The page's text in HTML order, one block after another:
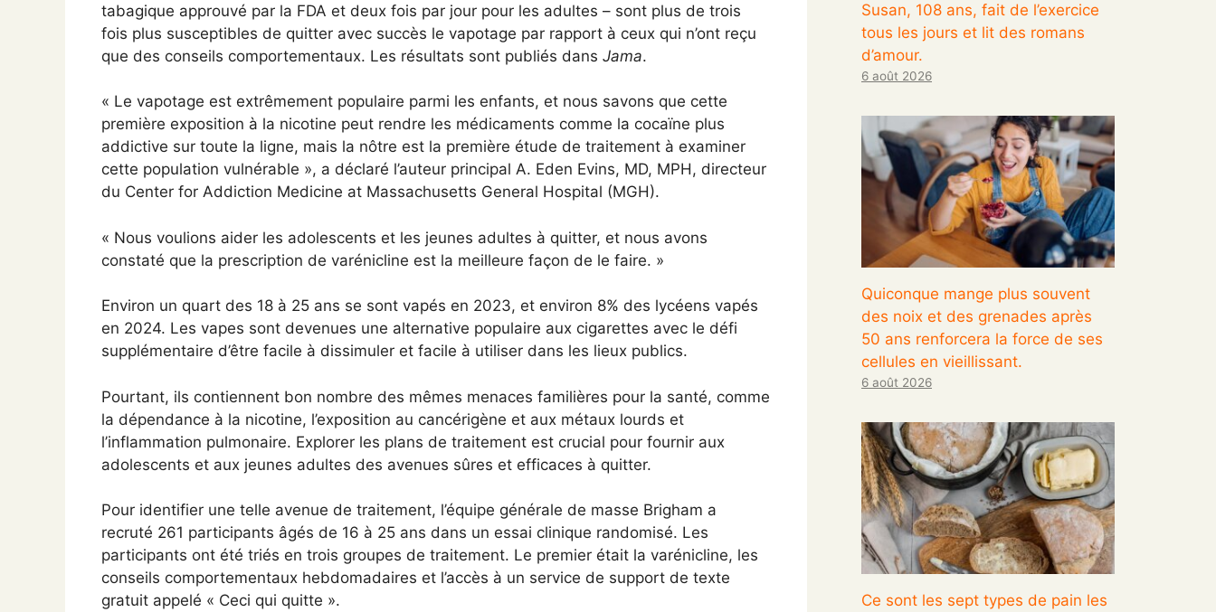
tabagique approuvé par la FDA et deux fois par jour pour les adultes – sont plus de trois
fois plus susceptibles de quitter avec succès le vapotage par rapport à ceux qui n’ont reçu
que des conseils comportementaux. Les résultats sont publiés dans Jama.
« Le vapotage est extrêmement populaire parmi les enfants, et nous savons que cette
première exposition à la nicotine peut rendre les médicaments comme la cocaïne plus
addictive sur toute la ligne, mais la nôtre est la première étude de traitement à examiner
cette population vulnérable », a déclaré l’auteur principal A. Eden Evins, MD, MPH, directeur
du Center for Addiction Medicine at Massachusetts General Hospital (MGH).
« Nous voulions aider les adolescents et les jeunes adultes à quitter, et nous avons
constaté que la prescription de varénicline est la meilleure façon de le faire. »
Environ un quart des 18 à 25 ans se sont vapés en 2023, et environ 8% des lycéens vapés
en 2024. Les vapes sont devenues une alternative populaire aux cigarettes avec le défi
supplémentaire d’être facile à dissimuler et facile à utiliser dans les lieux publics.
Pourtant, ils contiennent bon nombre des mêmes menaces familières pour la santé, comme
la dépendance à la nicotine, l’exposition au cancérigène et aux métaux lourds et
l’inflammation pulmonaire. Explorer les plans de traitement est crucial pour fournir aux
adolescents et aux jeunes adultes des avenues sûres et efficaces à quitter.
Pour identifier une telle avenue de traitement, l’équipe générale de masse Brigham a
recruté 261 participants âgés de 16 à 25 ans dans un essai clinique randomisé. Les
participants ont été triés en trois groupes de traitement. Le premier était la varénicline, les
conseils comportementaux hebdomadaires et l’accès à un service de support de texte
gratuit appelé « Ceci qui quitte ».
Susan, 108 ans, fait de l’exercice
tous les jours et lit des romans
d’amour.
6 août 2026
Quiconque mange plus souvent
des noix et des grenades après
50 ans renforcera la force de ses
cellules en vieillissant.
6 août 2026
Ce sont les sept types de pain les